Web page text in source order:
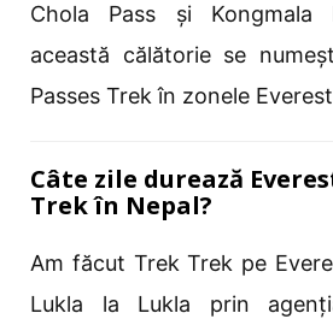
Chola Pass și Kongmala
această călătorie se
Passes Trek în zonele
Câte zile durează
Trek în Nepal?
Am făcut Trek Trek pe
Lukla la Lukla prin